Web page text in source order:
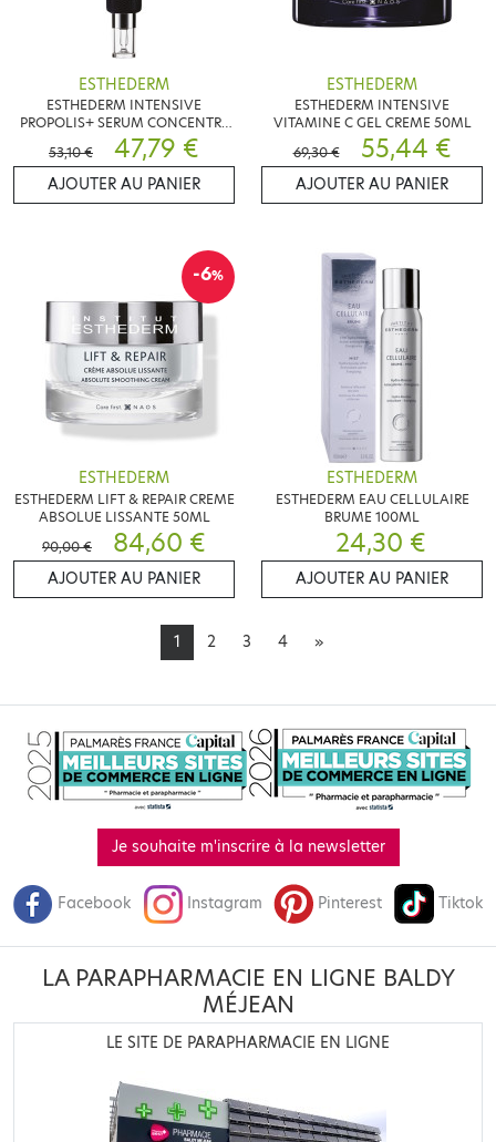
ESTHEDERM
ESTHEDERM INTENSIVE
PROPOLIS+ SERUM CONCENTRE
30ML
53,10 € 47,79 €
AJOUTER AU PANIER
ESTHEDERM
ESTHEDERM INTENSIVE
VITAMINE C GEL CREME 50ML
69,30 €
55,44 €
AJOUTER AU PANIER
-6%
ESTHEDERM
ESTHEDERM LIFT & REPAIR CREME
ABSOLUE LISSANTE 50ML
90,00 €
84,60 €
AJOUTER AU PANIER
ESTHEDERM
ESTHEDERM EAU CELLULAIRE
BRUME 100ML
24,30 €
AJOUTER AU PANIER
1 2 3 4 »
Je souhaite m'inscrire à la newsletter
Facebook Instagram Pinterest Tiktok
LA PARAPHARMACIE EN LIGNE BALDY
MÉJEAN
LE SITE DE PARAPHARMACIE EN LIGNE